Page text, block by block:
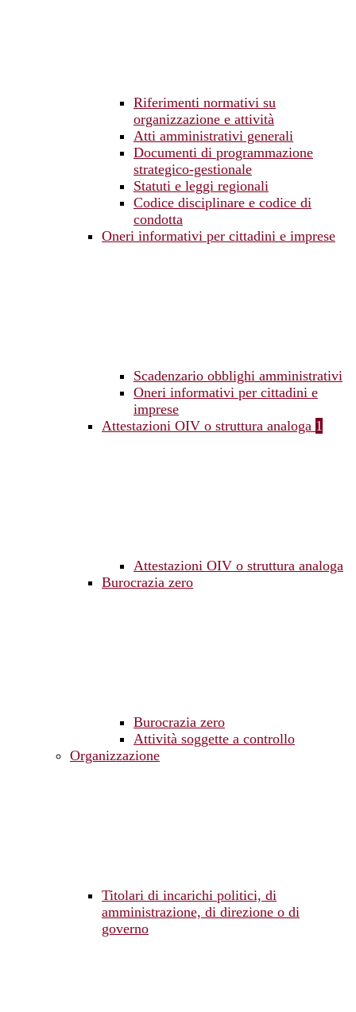
Riferimenti normativi su
organizzazione e attività
Atti amministrativi generali
Documenti di programmazione
strategico-gestionale
Statuti e leggi regionali
Codice disciplinare e codice di
condotta
Oneri informativi per cittadini e imprese
Scadenzario obblighi amministrativi
Oneri informativi per cittadini e
imprese
Attestazioni OIV o struttura analoga 1
Attestazioni OIV o struttura analoga
Burocrazia zero
Burocrazia zero
Attività soggette a controllo
Organizzazione
Titolari di incarichi politici, di
amministrazione, di direzione o di
governo